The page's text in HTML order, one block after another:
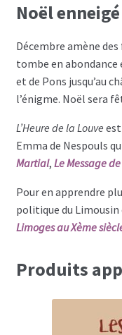
Noël enneigé
Décembre amène
tombe en abondance
et de Pons jusqu’au
l’énigme. Noël sera
L’Heure de la Louve
Emma de Nespouls
Martial, Le Message
Pour en apprendre
politique du Limousin
Limoges au Xème
Produits